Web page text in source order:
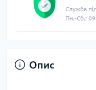
Служба
Пн.-Сб.:
Опис